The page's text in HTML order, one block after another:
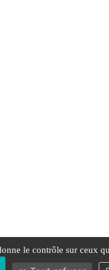
le contrôle sur ceux